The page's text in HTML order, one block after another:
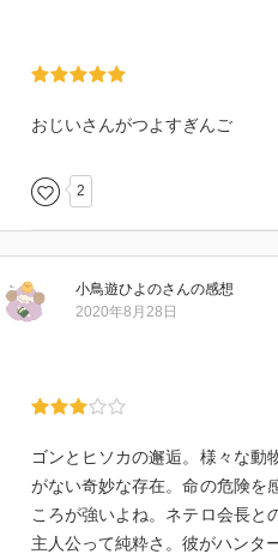
おじいさんがつよすぎんご
2
小鳥遊ひよのさんの感想
2020年8月28日
ゴンとヒソカの邂逅。様々な動
がない奇妙な存在。命の危険を
ころが強いよね。ネテロ会長と
主人公って純粋さ。彼がハンタ